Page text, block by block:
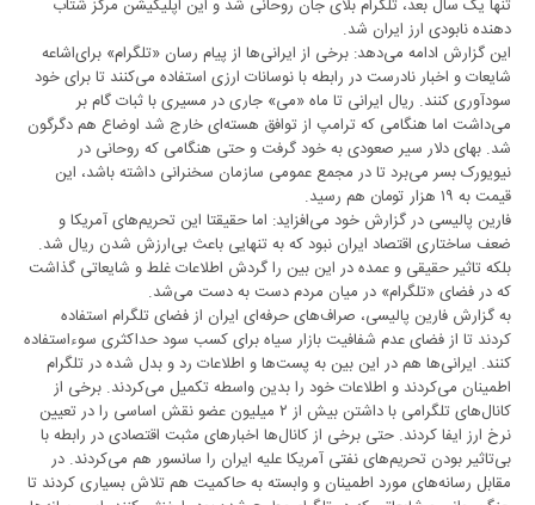
تنها یک سال بعد، تلگرام بلای جان روحانی شد و این اپلیکیشن مرکز شتاب
دهنده نابودی ارز ایران شد.
این گزارش ادامه می‌دهد‌: برخی از ایرانی‌ها از پیام رسان «تلگرام» برای‌اشاعه
شایعات و اخبار نادرست در رابطه با نوسانات ارزی استفاده می‌کنند تا برای خود
سودآوری کنند. ریال ایرانی تا ماه «می» جاری در مسیری با ثبات گام بر
می‌داشت اما هنگامی که ترامپ از توافق هسته‌ای خارج شد اوضاع هم دگرگون
شد. بهای دلار سیر صعودی به خود گرفت و حتی هنگامی که روحانی در
نیویورک بسر می‌برد تا در مجمع عمومی سازمان سخنرانی داشته باشد، این
قیمت به ۱۹ هزار تومان هم رسید.
فارین پالیسی در گزارش خود می‌افزاید‌: اما حقیقتا این تحریم‌های آمریکا و
ضعف ساختاری اقتصاد ایران نبود که به تنهایی باعث بی‌ارزش شدن ریال شد.
بلکه تاثیر حقیقی و عمده در این بین را گردش اطلاعات غلط و شایعاتی گذاشت
که در فضای «تلگرام» در میان مردم دست به دست می‌شد.
به گزارش فارین پالیسی، صراف‌های حرفه‌ای ایران از فضای تلگرام استفاده
کردند تا از فضای عدم شفافیت بازار سیاه برای کسب سود حداکثری سوءاستفاده
کنند. ایرانی‌ها هم در این بین به پست‌ها و اطلاعات رد و بدل شده در تلگرام
اطمینان می‌کردند و اطلاعات خود را بدین واسطه تکمیل می‌کردند. برخی از
کانال‌های تلگرامی با داشتن بیش از ۲ میلیون عضو نقش اساسی را در تعیین
نرخ ارز ایفا کردند. حتی برخی از کانال‌ها اخبارهای مثبت اقتصادی در رابطه با
بی‌تاثیر بودن تحریم‌های نفتی آمریکا علیه ایران را سانسور هم می‌کردند. در
مقابل رسانه‌های مورد اطمینان و وابسته به حاکمیت هم تلاش بسیاری کردند تا